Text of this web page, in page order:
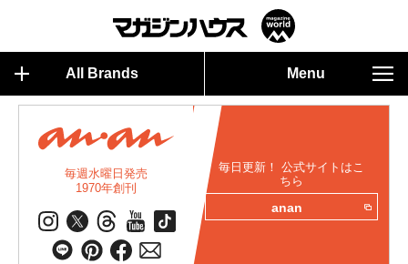
All Brands Menu
毎週水曜日発売
1970年創刊
毎日更新！ 公式サイトはこ
ちら
anan